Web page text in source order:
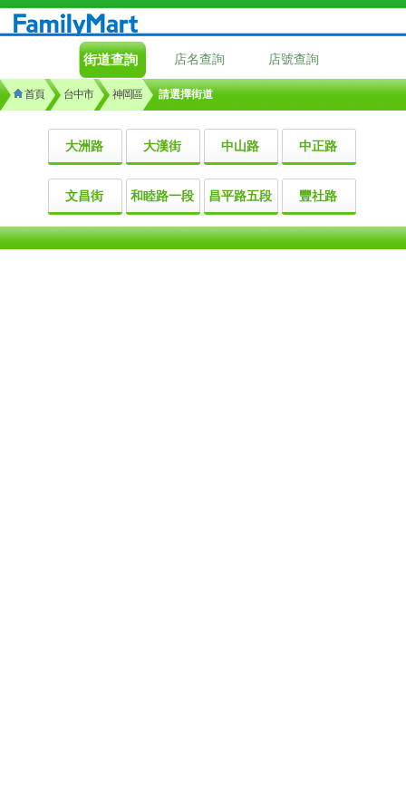
街道查詢 店名查詢 店號查詢
首頁 台中市 神岡區 請選擇街道
大洲路 大漢街 中山路 中正路
文昌街 和睦路一段 昌平路五段 豐社路